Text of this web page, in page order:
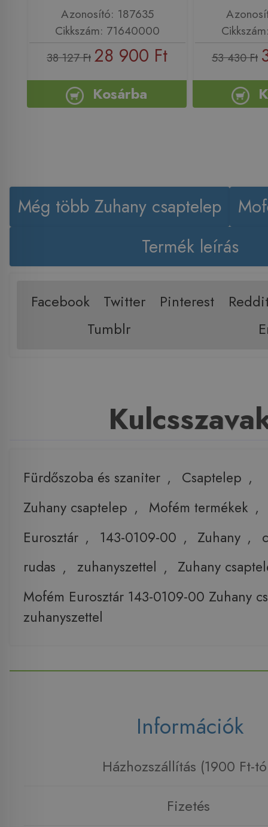
Azonosító: 187635
Cikkszám: 71640000
38 127 Ft 28 900 Ft
Kosárba
53 430 Ft
Még több Zuhany csaptelep
Termék leírás
Facebook Twitter Pinterest
Tumblr
Fürdőszoba és szaniter , Csaptelep ,
Zuhany csaptelep , Mofém termékek ,
Eurosztár , 143-0109-00 , Zuhany ,
rudas , zuhanyszettel , Zuhany
Mofém Eurosztár 143-0109-00 Zuhany
zuhanyszettel
Információk
Házhozszállítás (1900 Ft-
Fizetés